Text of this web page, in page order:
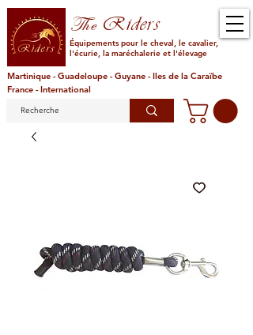
TheRiders
Équipements pour le cheval, le cavalier,
l'écurie, la maréchalerie et l'élevage
Martinique - Guadeloupe - Guyane - Iles de la Caraïbe
France - International